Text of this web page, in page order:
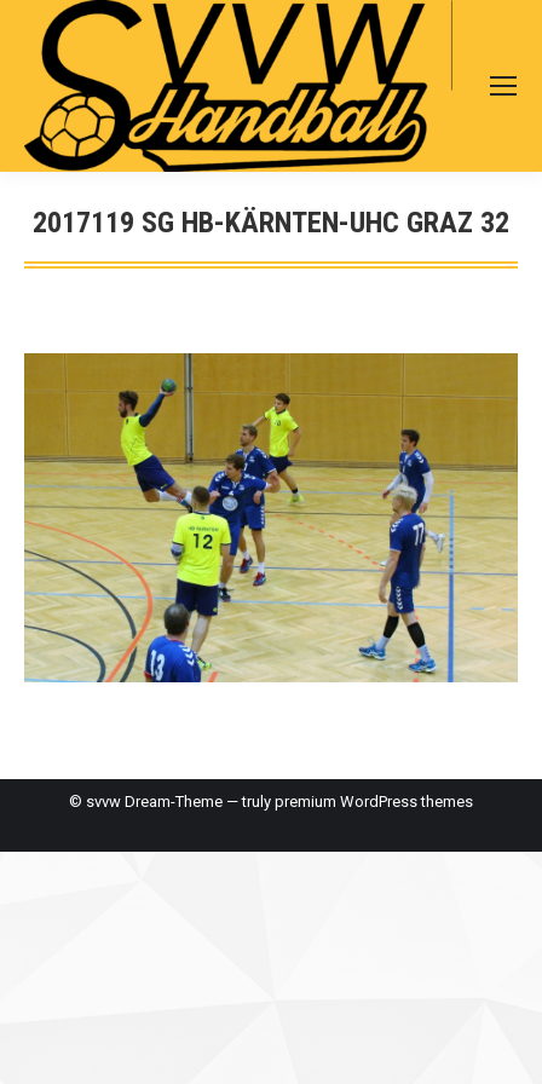
Search:
2017119 SG HB-KÄRNTEN-UHC GRAZ 32
Sie befinden sich hier:
© svvw Dream-Theme — truly premium WordPress themes